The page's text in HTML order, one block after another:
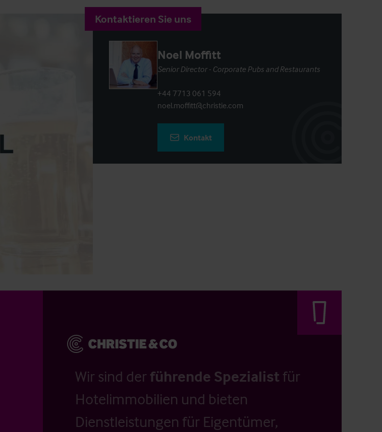
Kontaktieren Sie uns
Noel Moffitt
Senior Director - Corporate Pubs and Restaurants
+44 7713 061 594
noel.moffitt@christie.com
Kontakt
Wir sind der führende Spezialistfür
Hotelimmobilien und bieten
Dienstleistungen für Eigentümer,